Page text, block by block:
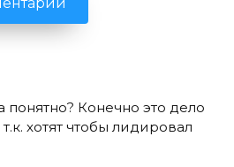
понятно? Конечно это дело
хотят чтобы лидировал